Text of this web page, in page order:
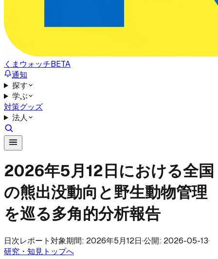
くまウォッチBETA
通知
探す
学ぶ
対策グッズ
法人
2026年5月12日における全国
の熊出没動向と野生動物管理
を巡る多角的分析報告
日次レポート 対象期間: 2026年5月12日·公開: 2026-05-13·
研究・知見トップへ